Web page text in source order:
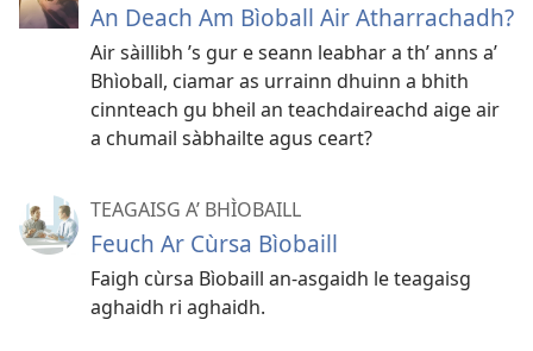
An Deach Am Bìoball Air Atharrachadh?
Air sàillibh ’s gur e seann leabhar a th’ anns a’
Bhìoball, ciamar as urrainn dhuinn a bhith
cinnteach gu bheil an teachdaireachd aige air
a chumail sàbhailte agus ceart?
TEAGAISG A’ BHÌOBAILL
Feuch Ar Cùrsa Bìobaill
Faigh cùrsa Bìobaill an-asgaidh le teagaisg
aghaidh ri aghaidh.